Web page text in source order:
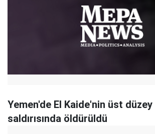
Yemen'de El Kaide'nin üst
saldırısında öldürüldü